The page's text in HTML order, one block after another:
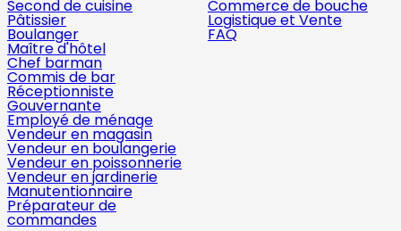
Second de cuisine
Pâtissier
Boulanger
Maître d'hôtel
Chef barman
Commis de bar
Réceptionniste
Gouvernante
Employé de ménage
Vendeur en magasin
Vendeur en boulangerie
Vendeur en poissonnerie
Vendeur en jardinerie
Manutentionnaire
Préparateur de
commandes
Commerce de bouche
Logistique et Vente
FAQ